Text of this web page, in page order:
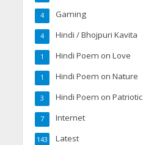
Gaming
4
Hindi / Bhojpuri Kavita
4
Hindi Poem on Love
1
Hindi Poem on Nature
1
Hindi Poem on Patriotic
3
Internet
7
Latest
143